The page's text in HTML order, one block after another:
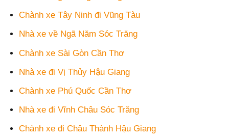
Chành xe Tây Ninh đi Vũng Tàu
Nhà xe về Ngã Năm Sóc Trăng
Chành xe Sài Gòn Cần Thơ
Nhà xe đi Vị Thủy Hậu Giang
Chành xe Phú Quốc Cần Thơ
Nhà xe đi Vĩnh Châu Sóc Trăng
Chành xe đi Châu Thành Hậu Giang